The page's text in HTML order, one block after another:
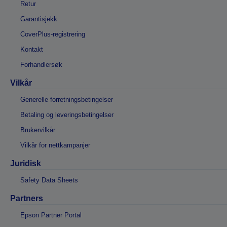
Retur
Garantisjekk
CoverPlus-registrering
Kontakt
Forhandlersøk
Vilkår
Generelle forretningsbetingelser
Betaling og leveringsbetingelser
Brukervilkår
Vilkår for nettkampanjer
Juridisk
Safety Data Sheets
Partners
Epson Partner Portal